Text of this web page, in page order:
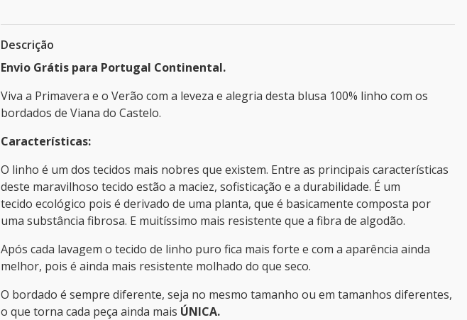
Descrição
Envio Grátis para Portugal Continental.
Viva a Primavera e o Verão com a leveza e alegria desta blusa 100% linho com os
bordados de Viana do Castelo.
Características:
O linho é um dos tecidos mais nobres que existem. Entre as principais características
deste maravilhoso tecido estão a maciez, sofisticação e a durabilidade. É um
tecido ecológico pois é derivado de uma planta, que é basicamente composta por
uma substância fibrosa. E muitíssimo mais resistente que a fibra de algodão.
Após cada lavagem o tecido de linho puro fica mais forte e com a aparência ainda
melhor, pois é ainda mais resistente molhado do que seco.
O bordado é sempre diferente, seja no mesmo tamanho ou em tamanhos diferentes,
o que torna cada peça ainda mais ÚNICA.